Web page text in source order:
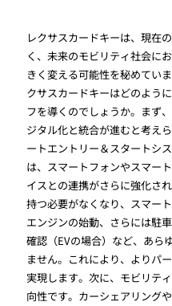
レクサスカードキーは、現在
く、未来のモビリティ社会に
きく変える可能性を秘めてい
クサスカードキーはどのよう
フを導くのでしょうか。まず
ジタル化と統合が進むと考え
ートエントリー＆スタートシ
は、スマートフォンやスマー
イスとの連携がさらに強化さ
持つ必要がなくなり、スマー
エンジンの始動、さらには駐
確認（EVの場合）など、あら
ません。これにより、よりパ
実現します。次に、モビリテ
向性です。カーシェアリング